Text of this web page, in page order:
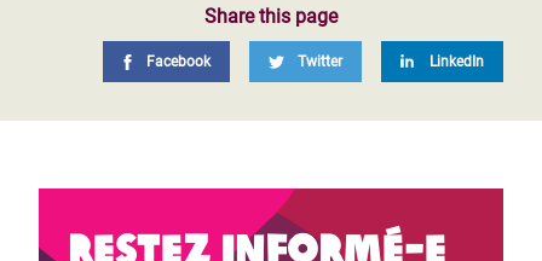
Share this page
Facebook Twitter LinkedIn
Restez informé-e